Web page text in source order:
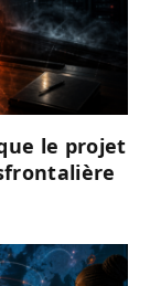
le projet